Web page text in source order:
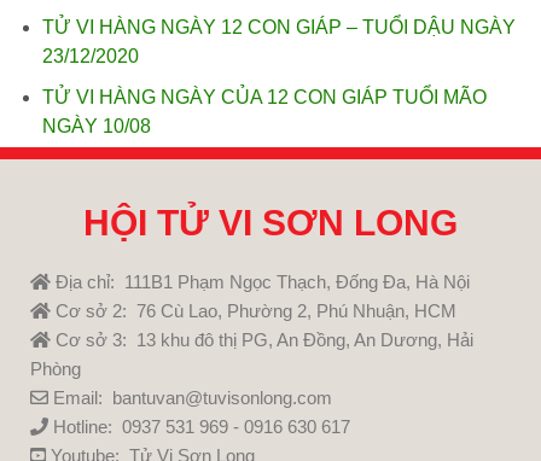
TỬ VI HÀNG NGÀY 12 CON GIÁP – TUỔI DẬU NGÀY
23/12/2020
TỬ VI HÀNG NGÀY CỦA 12 CON GIÁP TUỔI MÃO
NGÀY 10/08
HỘI TỬ VI SƠN LONG
Địa chỉ: 111B1 Phạm Ngọc Thạch, Đống Đa, Hà Nội
Cơ sở 2: 76 Cù Lao, Phường 2, Phú Nhuận, HCM
Cơ sở 3: 13 khu đô thị PG, An Đồng, An Dương, Hải
Phòng
Email: bantuvan@tuvisonlong.com
Hotline: 0937 531 969 - 0916 630 617
Youtube: Tử Vi Sơn Long